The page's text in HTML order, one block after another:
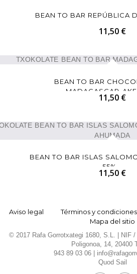
BEAN TO BAR REPÚBLICA
11,50 €
BEAN TO BAR
MADAGASCAR-
11,50 €
BEAN TO BAR ISLAS
55%...
11,50 €
Aviso legal Términos y condiciones
Mapa del sitio
© 2017 Rafa Gorrotxategi 1680, S.L. | NIF /
Poligonoa, 14, 20400
943 89 03 06 |
Quod Sail